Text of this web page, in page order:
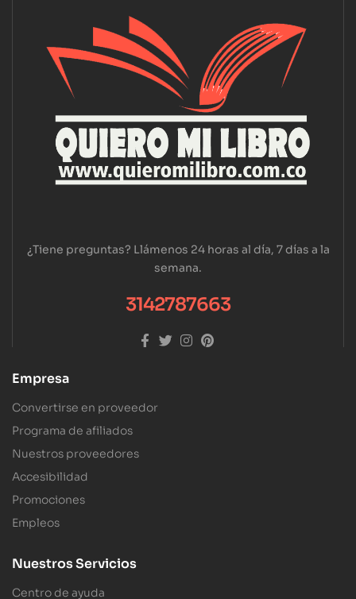
¿Tiene preguntas? Llámenos 24 horas al día, 7 días a la
semana.
3142787663
Empresa
Convertirse en proveedor
Programa de afiliados
Nuestros proveedores
Accesibilidad
Promociones
Empleos
Nuestros Servicios
Centro de ayuda